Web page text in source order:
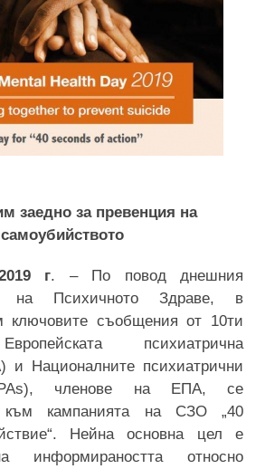
заедно за превенция на
самоубийството
г. – По повод днешния
на Психичното Здраве, в
ключовите съобщения от 10ти
психиатрична
и Националните психиатрични
членове на ЕПА, се
към кампанията на СЗО „40
Нейна основна цел е
информираността относно